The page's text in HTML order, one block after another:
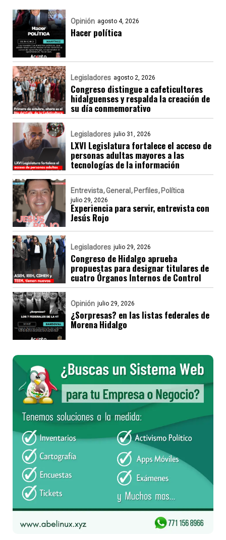
Opinión agosto 4, 2026
Hacer política
Legisladores agosto 2, 2026
Congreso distingue a cafeticultores
hidalguenses y respalda la creación de
su día conmemorativo
Legisladores julio 31, 2026
LXVI Legislatura fortalece el acceso de
personas adultas mayores a las
tecnologías de la información
Entrevista General Perfiles Política
julio 29, 2026
Experiencia para servir, entrevista con
Jesús Rojo
Legisladores julio 29, 2026
Congreso de Hidalgo aprueba
propuestas para designar titulares de
cuatro Órganos Internos de Control
Opinión julio 29, 2026
¿Sorpresas? en las listas federales de
Morena Hidalgo